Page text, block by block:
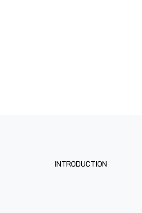
INTRODUCTION